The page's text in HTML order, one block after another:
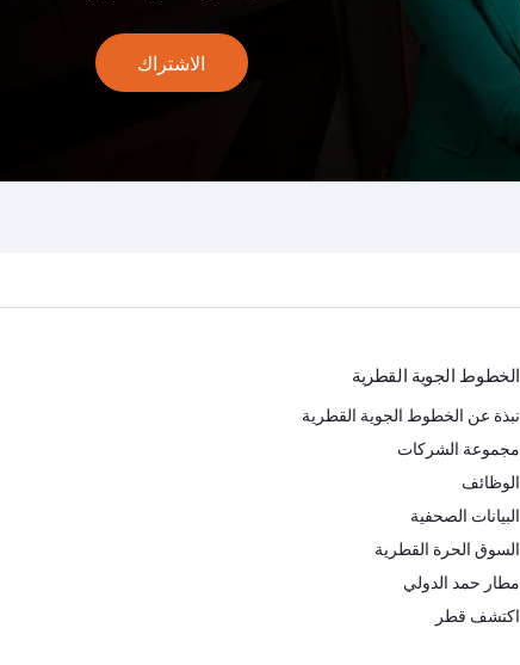
الاشتراك
الخطوط الجوية القطرية
نبذة عن الخطوط الجوية القطرية
مجموعة الشركات
الوظائف
البيانات الصحفية
السوق الحرة القطرية
مطار حمد الدولي
اكتشف قطر